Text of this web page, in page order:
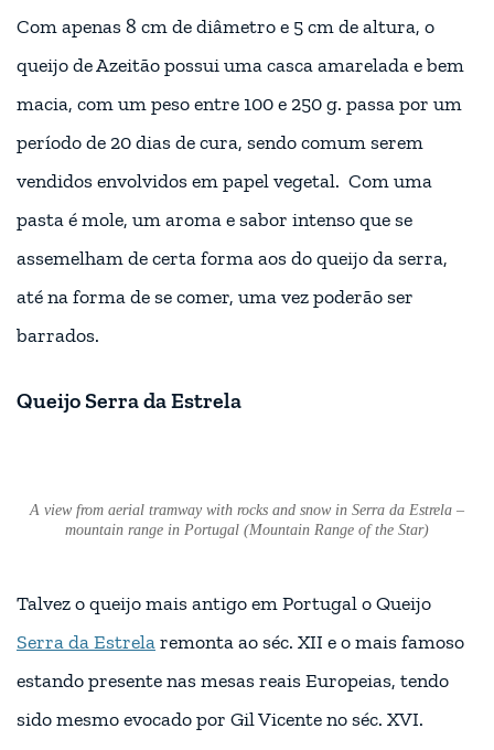
Com apenas 8 cm de diâmetro e 5 cm de altura, o
queijo de Azeitão possui uma casca amarelada e bem
macia, com um peso entre 100 e 250 g. passa por um
período de 20 dias de cura, sendo comum serem
vendidos envolvidos em papel vegetal. Com uma
pasta é mole, um aroma e sabor intenso que se
assemelham de certa forma aos do queijo da serra,
até na forma de se comer, uma vez poderão ser
barrados.
Queijo Serra da Estrela
A view from aerial tramway with rocks and snow in Serra da Estrela –
mountain range in Portugal (Mountain Range of the Star)
Talvez o queijo mais antigo em Portugal o Queijo
Serra da Estrelaremonta ao séc. XII e o mais famoso
estando presente nas mesas reais Europeias, tendo
sido mesmo evocado por Gil Vicente no séc. XVI.